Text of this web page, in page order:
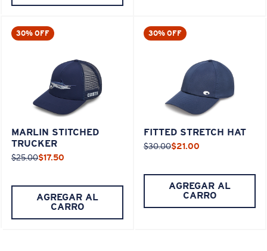
30% OFF
MARLIN STITCHED
TRUCKER
$25.00$17.50
AGREGAR AL
CARRO
30% OFF
FITTED STRETCH HAT
$30.00$21.00
AGREGAR AL
CARRO